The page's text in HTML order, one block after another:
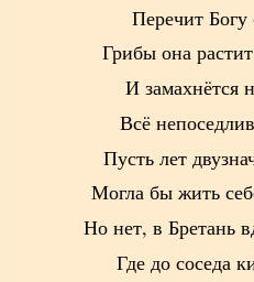
Перечит Богу
Грибы она
И замахнётся
Всё
Пусть лет
Могла бы жить
Но нет, в Бретань
Где до соседа